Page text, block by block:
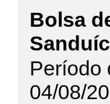
Bolsa
Período
04/08/